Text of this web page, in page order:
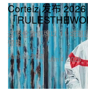
Fashion 时装
Corteiz 发布
「
这家伦敦潮牌以 11 城巡
预热。
Jun 4, 2026